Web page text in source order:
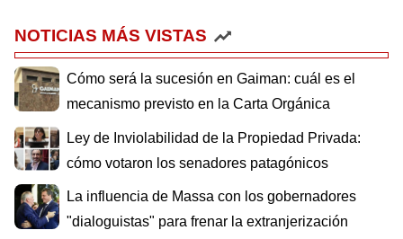
NOTICIAS MÁS VISTAS
Cómo será la sucesión en Gaiman: cuál es el
mecanismo previsto en la Carta Orgánica
Ley de Inviolabilidad de la Propiedad Privada:
cómo votaron los senadores patagónicos
La influencia de Massa con los gobernadores
"dialoguistas" para frenar la extranjerización